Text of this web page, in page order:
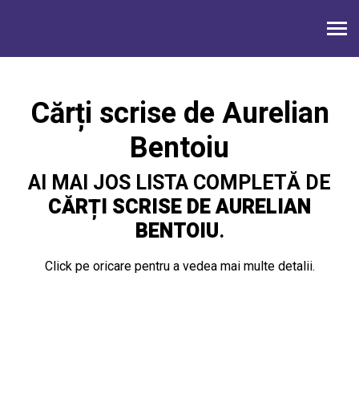
Cărți scrise de Aurelian
Bentoiu
AI MAI JOS LISTA COMPLETĂ DE
CĂRȚI SCRISE DE AURELIAN
BENTOIU.
Click pe oricare pentru a vedea mai multe detalii.